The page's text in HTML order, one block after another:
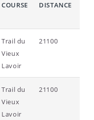
COURSE DISTANCE
Trail du
Vieux
Lavoir
21100
Trail du
Vieux
Lavoir
21100